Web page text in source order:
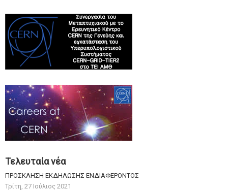
Τελευταία νέα
ΠΡΟΣΚΛΗΣΗ ΕΚΔΗΛΩΣΗΣ ΕΝΔΙΑΦΕΡΟΝΤΟΣ
Τρίτη, 27 Ιούλιος 2021